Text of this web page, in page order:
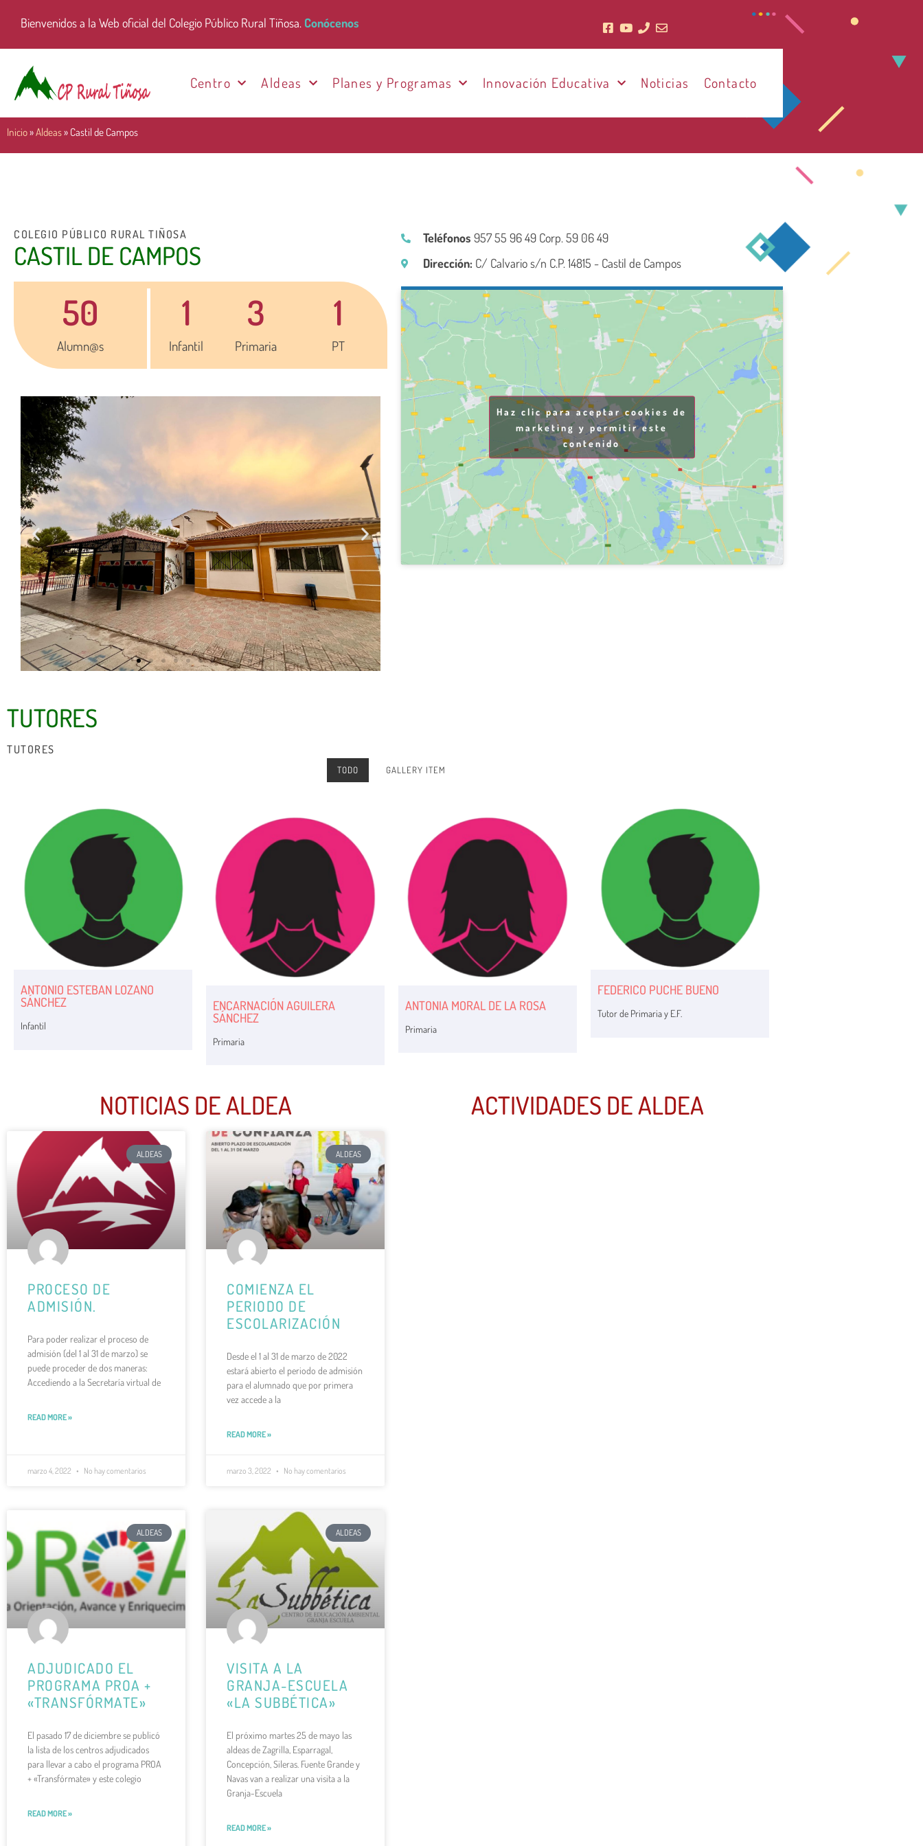
Bienvenidos a la Web oficial del Colegio Público Rural Tiñosa. Conócenos
Centro Aldeas Planes y Programas Innovación Educativa Noticias Contacto
Inicio»Aldeas» Castil de Campos
COLEGIO PÚBLICO RURAL TIÑOSA
CASTIL DE CAMPOS
Alumn@s
50
Infantil
1
Primaria
3
PT
1
Teléfonos 957 55 96 49 Corp. 59 06 49
Dirección:C/ Calvario s/n C.P. 14815 - Castil de Campos
Haz clic para aceptar cookies de
marketing y permitir este
contenido
TUTORES
TUTORES
TODO GALLERY ITEM
ANTONIO ESTEBAN LOZANO
SÁNCHEZ
Infantil
ENCARNACIÓN AGUILERA
SÁNCHEZ
Primaria
ANTONIA MORAL DE LA ROSA
Primaria
FEDERICO PUCHE BUENO
Tutor de Primaria y E.F.
NOTICIAS DE ALDEA ACTIVIDADES DE ALDEA
ALDEAS
PROCESO DE
ADMISIÓN.
Para poder realizar el proceso de
admisión (del 1 al 31 de marzo) se
puede proceder de dos maneras:
Accediendo a la Secretaría virtual de
READ MORE »
marzo 4, 2022 No hay comentarios
ALDEAS
COMIENZA EL
PERIODO DE
ESCOLARIZACIÓN
Desde el 1 al 31 de marzo de 2022
estará abierto el periodo de admisión
para el alumnado que por primera
vez accede a la
READ MORE »
marzo 3, 2022 No hay comentarios
ALDEAS
ADJUDICADO EL
PROGRAMA PROA +
«TRANSFÓRMATE»
El pasado 17 de diciembre se publicó
la lista de los centros adjudicados
para llevar a cabo el programa PROA
+ «Transfórmate» y este colegio
READ MORE »
ALDEAS
VISITA A LA
GRANJA-ESCUELA
«LA SUBBÉTICA»
El próximo martes 25 de mayo las
aldeas de Zagrilla, Esparragal,
Concepción, Sileras. Fuente Grande y
Navas van a realizar una visita a la
Granja-Escuela
READ MORE »